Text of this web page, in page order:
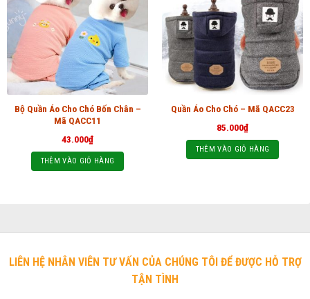
Bộ Quần Áo Cho Chó Bốn Chân –
Mã QACC11
43.000₫
THÊM VÀO GIỎ HÀNG
Quần Áo Cho Chó – Mã QACC23
85.000₫
THÊM VÀO GIỎ HÀNG
LIÊN HỆ NHÂN VIÊN TƯ VẤN CỦA CHÚNG TÔI ĐỂ ĐƯỢC HỖ TRỢ
TẬN TÌNH